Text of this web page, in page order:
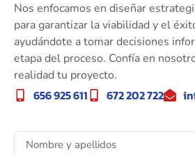
Nos enfocamos en diseñar
para garantizar la viabilidad y el
ayudándote a tomar decisiones
etapa del proceso. Confía en
realidad tu proyecto.
656 925 611 672 202 722